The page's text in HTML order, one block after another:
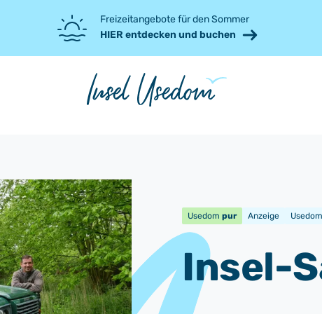
Freizeitangebote für den Sommer
HIER entdecken und buchen
Insel-
Usedom pur Anzeige